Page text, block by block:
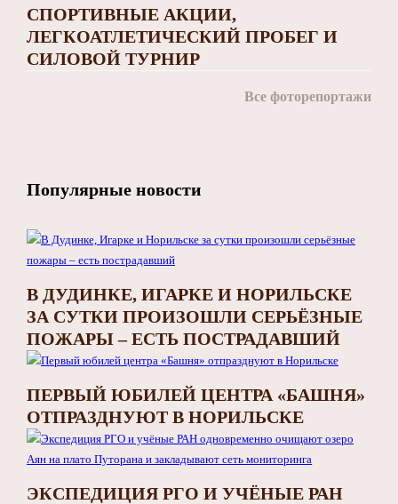
СПОРТИВНЫЕ АКЦИИ,
ЛЕГКОАТЛЕТИЧЕСКИЙ ПРОБЕГ И
СИЛОВОЙ ТУРНИР
Все фоторепортажи
Популярные новости
В ДУДИНКЕ, ИГАРКЕ И НОРИЛЬСКЕ
ЗА СУТКИ ПРОИЗОШЛИ СЕРЬЁЗНЫЕ
ПОЖАРЫ – ЕСТЬ ПОСТРАДАВШИЙ
ПЕРВЫЙ ЮБИЛЕЙ ЦЕНТРА «БАШНЯ»
ОТПРАЗДНУЮТ В НОРИЛЬСКЕ
ЭКСПЕДИЦИЯ РГО И УЧЁНЫЕ РАН